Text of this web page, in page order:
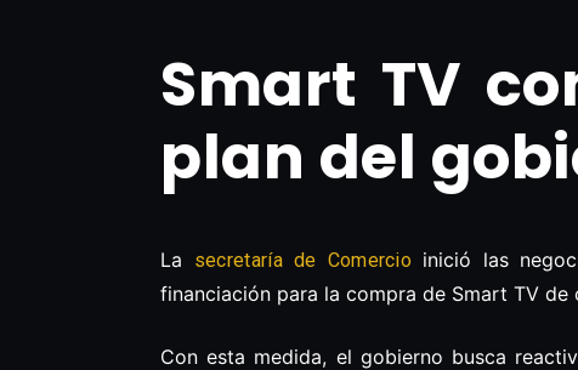
Smart TV
plan del
La secretaría de Comercio inició las
financiación para la compra de Smart TV
Con esta medida, el gobierno busca